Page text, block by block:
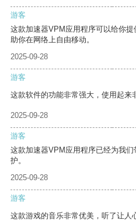
游客
这款加速器VPM应用程序可以给你
助你在网络上自由移动。
2025-09-28
游客
这款软件的功能非常强大，使用起来
2025-09-28
游客
这款加速器VPM应用程序已经为我
护。
2025-09-28
游客
这款游戏的音乐非常优美，听了让人